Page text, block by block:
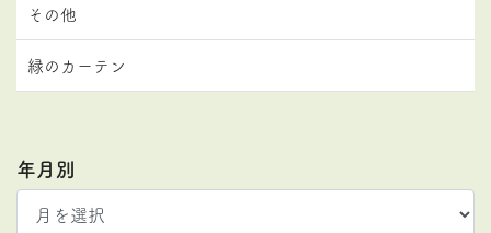
その他
緑のカーテン
年月別